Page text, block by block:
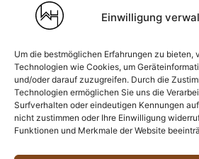
Einwilligung
Um die bestmöglichen Erfahrungen zu bieten,
Technologien wie Cookies, um
und/oder darauf zuzugreifen. Durch die
Technologien ermöglichen Sie uns die
Surfverhalten oder eindeutigen Kennungen
nicht zustimmen oder Ihre Einwilligung
Funktionen und Merkmale der Website
Waffenschränke.
Mo-Fr
12:00
und
13:00-
18:00
Sa:
13:00